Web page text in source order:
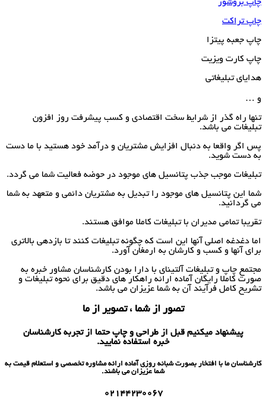
چاپ بروشور
چاپ تراکت
چاپ جعبه پیتزا
چاپ کارت ویزیت
هدایای تبلیغاتی
و …
تنها راه گذر از شرایط سخت اقتصادی و کسب پیشرفت روز افزون
تبلیغات می باشد.
پس اگر واقعا به دنبال افزایش مشتریان و درآمد خود هستید با ما دست
به دست شوید.
تبلیغات موجب جذب پتانسیل های موجود در حوضه فعالیت شما می گردد.
شما این پتانسیل های موجود را تبدیل به مشتریان دائمی و متعهد به شما
می گردانید.
تقریبا تمامی مدیران با تبلیغات کاملا موافق هستند.
اما دغدغه اصلی آنها این است که چگونه تبلیغات کنند تا بازدهی بالاتری
برای آنها و کسب و کارشان به ارمغان آورد.
مجتمع چاپ و تبلیغات آلتینای با دارا بودن کارشناسان مشاور خبره به
صورت کاملا رایگان آماده ارائه راهکار های دقیق برای نحوه تبلیغات و
تشریح کامل فرآیند آن به شما عزیزان می باشد.
تصور از شما ، تصویر از ما
پیشنهاد میکنیم قبل از طراحی و چاپ حتما از تجربه کارشناسان
خبره استفاده نمایید.
کارشناسان ما با افتخار بصورت شبانه روزی آماده ارائه مشاوره تخصصی و استعلام قیمت به
شما عزیزان می باشند.
02144230067